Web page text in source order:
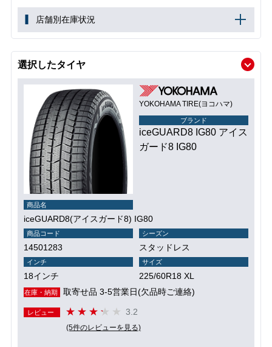
店舗別在庫状況
選択したタイヤ
YOKOHAMA TIRE(ヨコハマ)
ブランド
iceGUARD8 IG80 アイス
ガード8 IG80
商品名
iceGUARD8(アイスガード8) IG80
商品コード
14501283
シーズン
スタッドレス
インチ
18インチ
サイズ
225/60R18 XL
在庫・納期 取寄せ品 3-5営業日(欠品時ご連絡)
レビュー 3.2
(5件のレビューを見る)